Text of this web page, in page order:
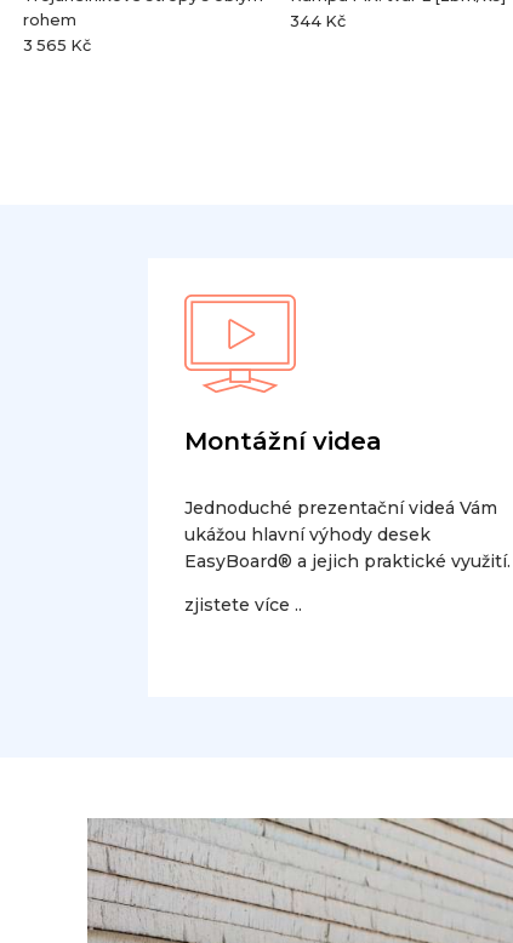
rohem
3 565 Kč
344 Kč
Montážní videa
Jednoduché prezentační videá Vám
ukážou hlavní výhody desek
EasyBoard® a jejich praktické využití.
zjistete více ..